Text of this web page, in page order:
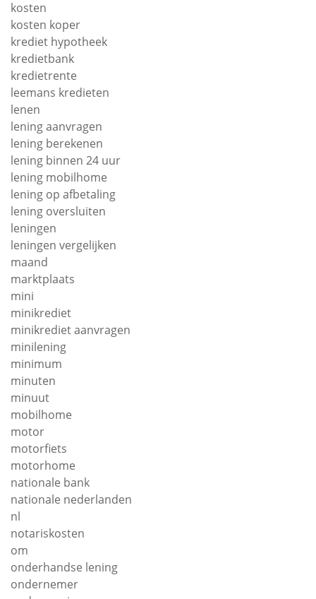
kosten
kosten koper
krediet hypotheek
kredietbank
kredietrente
leemans kredieten
lenen
lening aanvragen
lening berekenen
lening binnen 24 uur
lening mobilhome
lening op afbetaling
lening oversluiten
leningen
leningen vergelijken
maand
marktplaats
mini
minikrediet
minikrediet aanvragen
minilening
minimum
minuten
minuut
mobilhome
motor
motorfiets
motorhome
nationale bank
nationale nederlanden
nl
notariskosten
om
onderhandse lening
ondernemer